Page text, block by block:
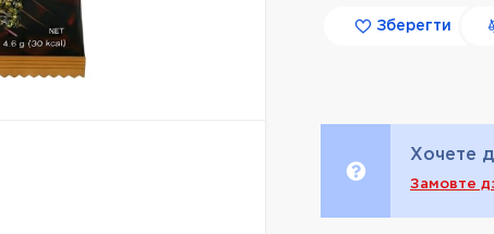
Зберегти
Хочете
Замовте